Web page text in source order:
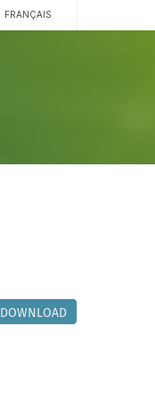
FRANÇAIS
DOWNLOAD